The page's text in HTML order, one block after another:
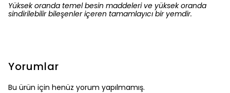
Yüksek oranda temel besin maddeleri ve yüksek oranda
sindirilebilir bileşenler içeren tamamlayıcı bir yemdir.
Yorumlar
Bu ürün için henüz yorum yapılmamış.